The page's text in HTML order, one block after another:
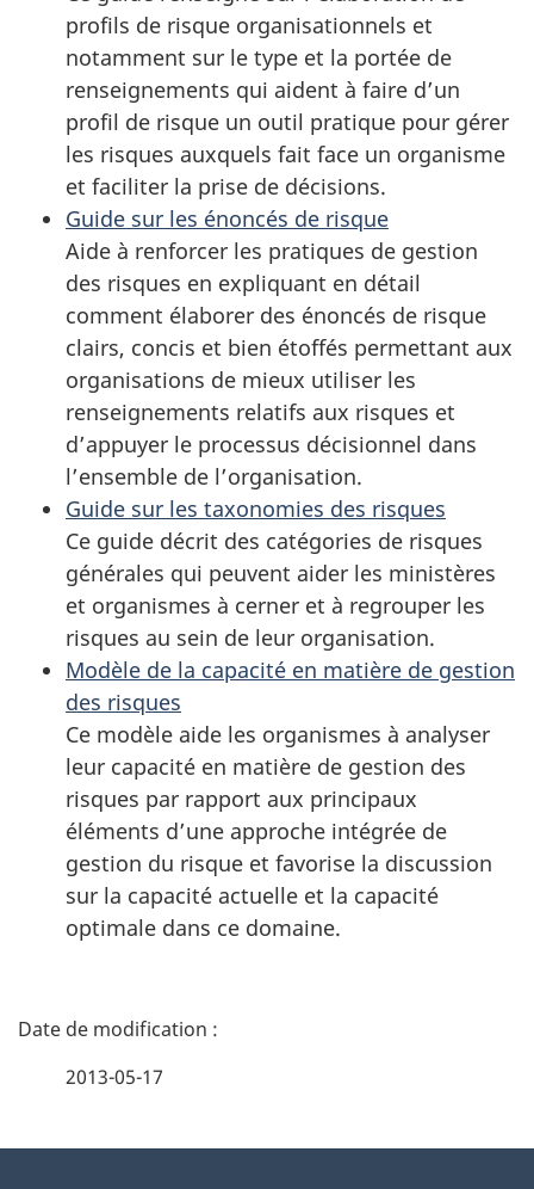
profils de risque organisationnels et
notamment sur le type et la portée de
renseignements qui aident à faire d’un
profil de risque un outil pratique pour gérer
les risques auxquels fait face un organisme
et faciliter la prise de décisions.
Guide sur les énoncés de risque
Aide à renforcer les pratiques de gestion
des risques en expliquant en détail
comment élaborer des énoncés de risque
clairs, concis et bien étoffés permettant aux
organisations de mieux utiliser les
renseignements relatifs aux risques et
d’appuyer le processus décisionnel dans
l’ensemble de l’organisation.
Guide sur les taxonomies des risques
Ce guide décrit des catégories de risques
générales qui peuvent aider les ministères
et organismes à cerner et à regrouper les
risques au sein de leur organisation.
Modèle de la capacité en matière de gestion
des risques
Ce modèle aide les organismes à analyser
leur capacité en matière de gestion des
risques par rapport aux principaux
éléments d’une approche intégrée de
gestion du risque et favorise la discussion
sur la capacité actuelle et la capacité
optimale dans ce domaine.
D
2013-05-17